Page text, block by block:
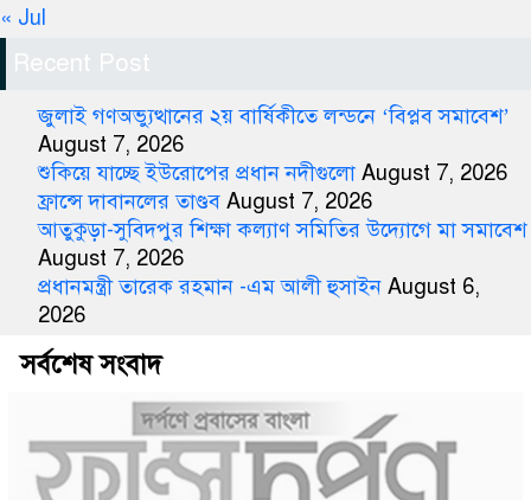
« Jul
Recent Post
জুলাই গণঅভ্যুত্থানের ২য় বার্ষিকীতে লন্ডনে ‘বিপ্লব সমাবেশ’
August 7, 2026
শুকিয়ে যাচ্ছে ইউরোপের প্রধান নদীগুলো August 7, 2026
ফ্রান্সে দাবানলের তাণ্ডব August 7, 2026
আতুকুড়া-সুবিদপুর শিক্ষা কল্যাণ সমিতির উদ্যোগে মা সমাবেশ
August 7, 2026
প্রধানমন্ত্রী তারেক রহমান -এম আলী হুসাইন August 6,
2026
সর্বশেষ সংবাদ